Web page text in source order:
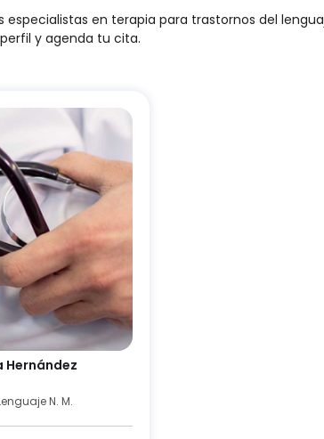
especialistas en terapia para trastornos del
y agenda tu cita.
Hernández
N. M.